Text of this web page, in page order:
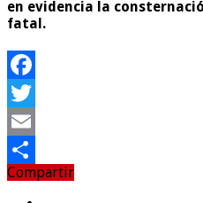
en evidencia la
fatal.
Facebook
Twitter
Email
Compartir
Compartir